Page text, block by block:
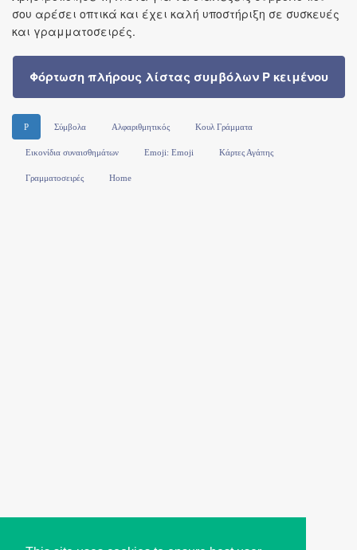
σου αρέσει οπτικά και έχει καλή υποστήριξη σε συσκευές
και γραμματοσειρές.
Φόρτωση πλήρους λίστας συμβόλων P κειμένου
P Σύμβολα Αλφαριθμητικός Κουλ Γράμματα
Εικονίδια συναισθημάτων Emoji: Emoji Κάρτες Αγάπης
Γραμματοσειρές Home